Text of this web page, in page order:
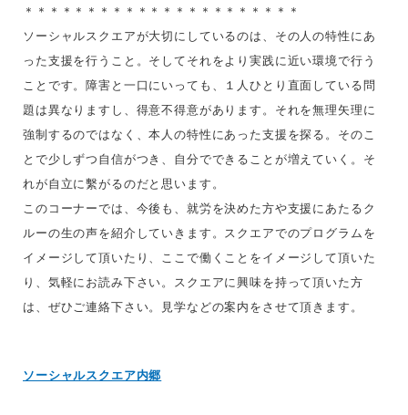
＊＊＊＊＊＊＊＊＊＊＊＊＊＊＊＊＊＊＊＊＊＊
ソーシャルスクエアが大切にしているのは、その人の特性にあ
った支援を行うこと。そしてそれをより実践に近い環境で行う
ことです。障害と一口にいっても、１人ひとり直面している問
題は異なりますし、得意不得意があります。それを無理矢理に
強制するのではなく、本人の特性にあった支援を探る。そのこ
とで少しずつ自信がつき、自分でできることが増えていく。そ
れが自立に繫がるのだと思います。
このコーナーでは、今後も、就労を決めた方や支援にあたるク
ルーの生の声を紹介していきます。スクエアでのプログラムを
イメージして頂いたり、ここで働くことをイメージして頂いた
り、気軽にお読み下さい。スクエアに興味を持って頂いた方
は、ぜひご連絡下さい。見学などの案内をさせて頂きます。
ソーシャルスクエア内郷